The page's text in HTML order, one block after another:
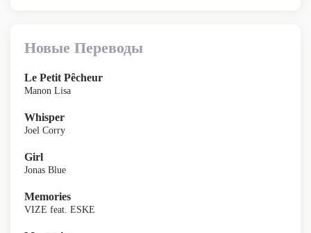
Новые Переводы
Le Petit Pêcheur
Manon Lisa
Whisper
Joel Corry
Girl
Jonas Blue
Memories
VIZE feat. ESKE